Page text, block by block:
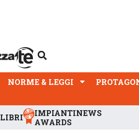
NORME & LEGGI
LIBRI
IMPIANTINEWS
AWARDS